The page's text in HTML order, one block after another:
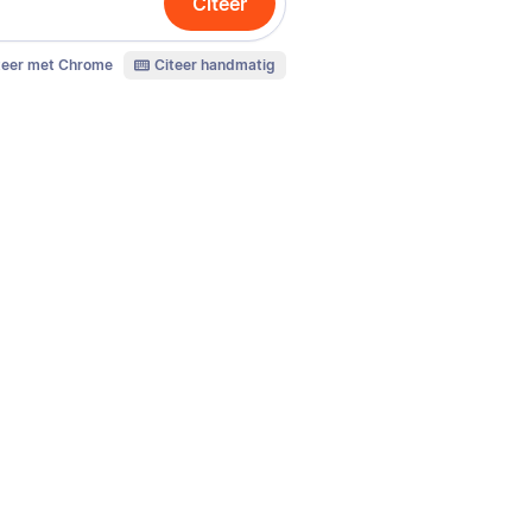
met Chrome Citeer handmatig